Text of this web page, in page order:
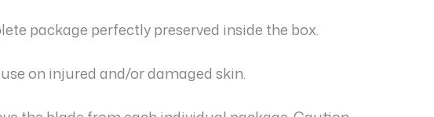
package perfectly preserved inside the box.
on injured and/or damaged skin.